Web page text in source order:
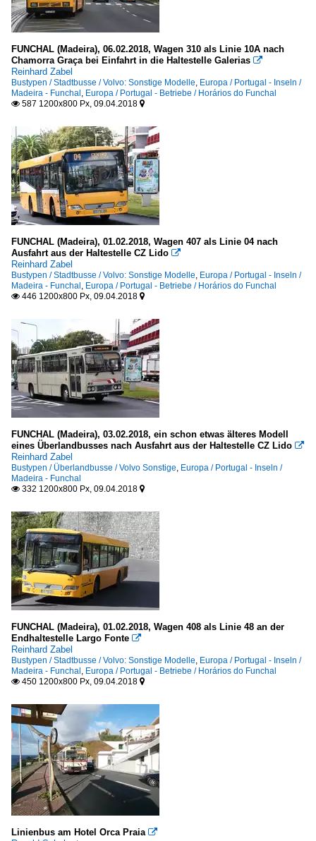
Horários do Funchal
FUNCHAL (Madeira), 06.02.2018, Wagen 310 als Linie 10A nach
Chamorra Graça bei Einfahrt in die Haltestelle Galerias 
Reinhard Zabel
Bustypen / Stadtbusse / Volvo: Sonstige Modelle, Europa / Portugal - Inseln /
Madeira - Funchal , Europa / Portugal - Betriebe / Horários do Funchal
 587 1200x800 Px, 09.04.2018 
FUNCHAL (Madeira), 01.02.2018, Wagen 407 als Linie 04 nach
Ausfahrt aus der Haltestelle CZ Lido 
Reinhard Zabel
Bustypen / Stadtbusse / Volvo: Sonstige Modelle, Europa / Portugal - Inseln /
Madeira - Funchal , Europa / Portugal - Betriebe / Horários do Funchal
 446 1200x800 Px, 09.04.2018 
FUNCHAL (Madeira), 03.02.2018, ein schon etwas älteres Modell
eines Überlandbusses nach Ausfahrt aus der Haltestelle CZ Lido 
Reinhard Zabel
Bustypen / Überlandbusse / Volvo Sonstige, Europa / Portugal - Inseln /
Madeira - Funchal
 332 1200x800 Px, 09.04.2018 
FUNCHAL (Madeira), 01.02.2018, Wagen 408 als Linie 48 an der
Endhaltestelle Largo Fonte 
Reinhard Zabel
Bustypen / Stadtbusse / Volvo: Sonstige Modelle, Europa / Portugal - Inseln /
Madeira - Funchal , Europa / Portugal - Betriebe / Horários do Funchal
 450 1200x800 Px, 09.04.2018 
Linienbus am Hotel Orca Praia 